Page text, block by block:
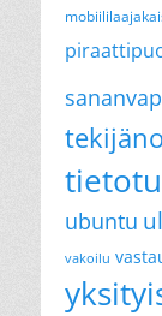
ubuntu
vakoilu